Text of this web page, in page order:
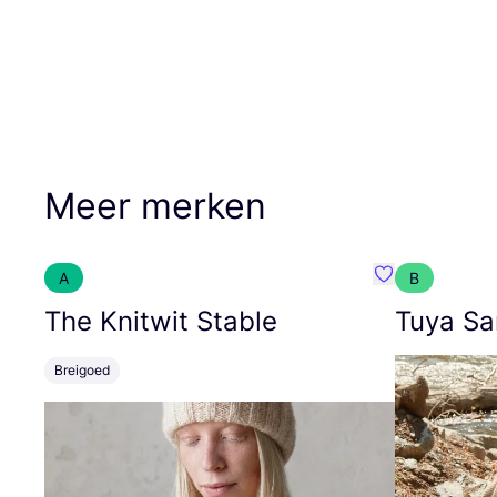
Meer merken
A
The Knitwit Stable
Breigoed
Favoriete
B
Tuya